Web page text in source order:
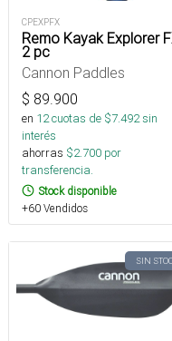
CPEXPFX
Remo Kayak Explorer
2 pc
Cannon Paddles
$ 89.900
en 12cuotas de $7.492sin
interés
ahorras $2.700 por
transferencia.
Stock disponible
+60 Vendidos
SIN